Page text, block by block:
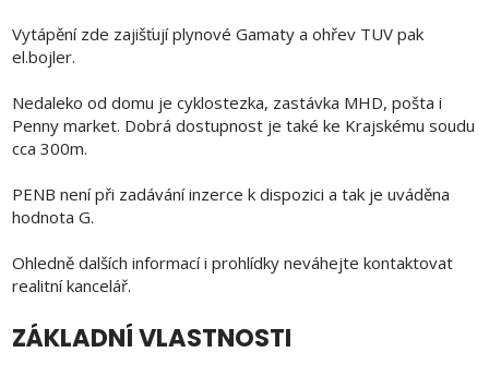
Vytápění zde zajišťují plynové Gamaty a ohřev TUV pak
el.bojler.
Nedaleko od domu je cyklostezka, zastávka MHD, pošta i
Penny market. Dobrá dostupnost je také ke Krajskému soudu
cca 300m.
PENB není při zadávání inzerce k dispozici a tak je uváděna
hodnota G.
Ohledně dalších informací i prohlídky neváhejte kontaktovat
realitní kancelář.
ZÁKLADNÍ VLASTNOSTI